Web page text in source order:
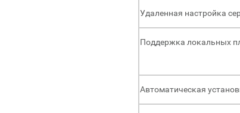
Удаленная настройка
Поддержка локальных
Автоматическая